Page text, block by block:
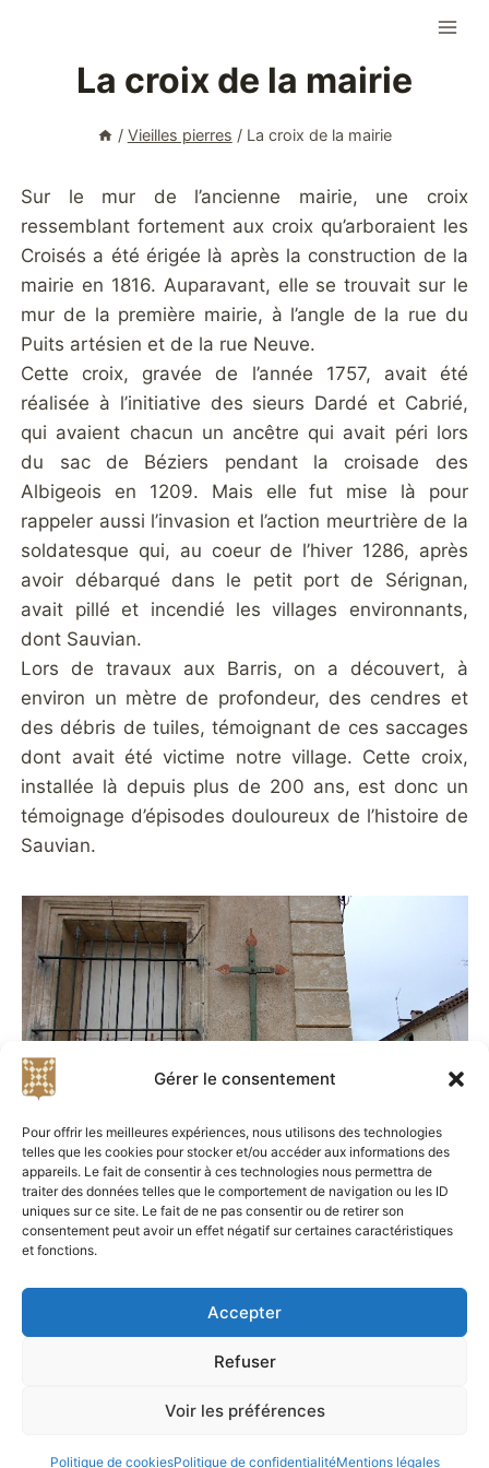
Gérer le consentement
Pour offrir les meilleures expériences, nous utilisons des technologies
telles que les cookies pour stocker et/ou accéder aux informations des
appareils. Le fait de consentir à ces technologies nous permettra de
traiter des données telles que le comportement de navigation ou les ID
uniques sur ce site. Le fait de ne pas consentir ou de retirer son
consentement peut avoir un effet négatif sur certaines caractéristiques
et fonctions.
Accepter
Refuser
Voir les préférences
Politique de cookiesPolitique de confidentialitéMentions légales
La croix de la mairie
/ Vieilles pierres / La croix de la mairie
Sur le mur de l’ancienne mairie, une croix
ressemblant fortement aux croix qu’arboraient les
Croisés a été érigée là après la construction de la
mairie en 1816. Auparavant, elle se trouvait sur le
mur de la première mairie, à l’angle de la rue du
Puits artésien et de la rue Neuve.
Cette croix, gravée de l’année 1757, avait été
réalisée à l’initiative des sieurs Dardé et Cabrié,
qui avaient chacun un ancêtre qui avait péri lors
du sac de Béziers pendant la croisade des
Albigeois en 1209. Mais elle fut mise là pour
rappeler aussi l’invasion et l’action meurtrière de la
soldatesque qui, au coeur de l’hiver 1286, après
avoir débarqué dans le petit port de Sérignan,
avait pillé et incendié les villages environnants,
dont Sauvian.
Lors de travaux aux Barris, on a découvert, à
environ un mètre de profondeur, des cendres et
des débris de tuiles, témoignant de ces saccages
dont avait été victime notre village. Cette croix,
installée là depuis plus de 200 ans, est donc un
témoignage d’épisodes douloureux de l’histoire de
Sauvian.
Didier Bibard et Alice Fauré - 2023-2025 - Tous
Politique de confidentialité